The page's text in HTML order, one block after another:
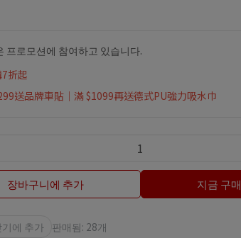
프로모션에 참여하고 있습니다.
折起
送品牌車貼｜滿 $1099再送德式PU強力吸水巾
장바구니에 추가 지금 구
에 추가 판매됨: 28개